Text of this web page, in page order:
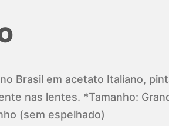
Brasil em acetato Italiano,
nas lentes. *Tamanho:
(sem espelhado)